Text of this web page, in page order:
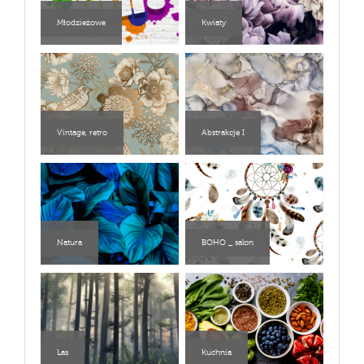
Młodzieżowe Kwiaty
Vintage, retro Abstrakcje I
Natura BOHO _ salon
Las Kuchnia